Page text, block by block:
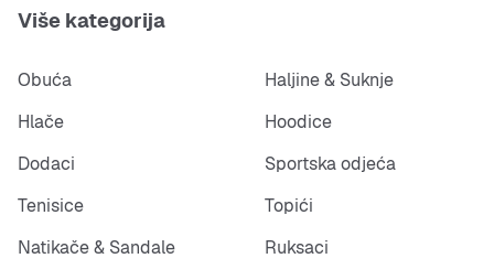
Više kategorija
Obuća
Haljine & Suknje
Hlače
Hoodice
Dodaci
Sportska odjeća
Tenisice
Topići
Natikače & Sandale
Ruksaci